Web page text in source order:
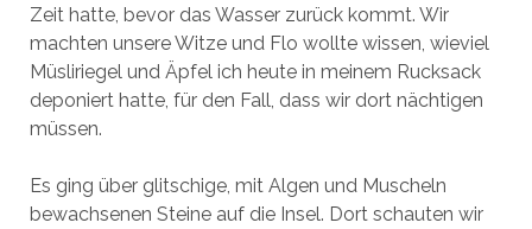
Zeit hatte, bevor das Wasser zurück kommt. Wir
machten unsere Witze und Flo wollte wissen, wieviel
Müsliriegel und Äpfel ich heute in meinem Rucksack
deponiert hatte, für den Fall, dass wir dort nächtigen
müssen.
Es ging über glitschige, mit Algen und Muscheln
bewachsenen Steine auf die Insel. Dort schauten wir